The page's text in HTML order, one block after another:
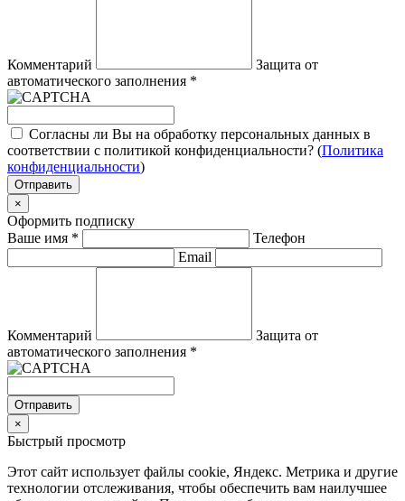
Комментарий
Защита от
автоматического заполнения *
Согласны ли Вы на обработку персональных данных в
соответствии с политикой конфиденциальности? (Политика
конфиденциальности)
Отправить
×
Оформить подписку
Ваше имя *
Телефон
Email
Комментарий
Защита от
автоматического заполнения *
Отправить
×
Быстрый просмотр
Этот сайт использует файлы cookie, Яндекс. Метрика и другие
технологии отслеживания, чтобы обеспечить вам наилучшее